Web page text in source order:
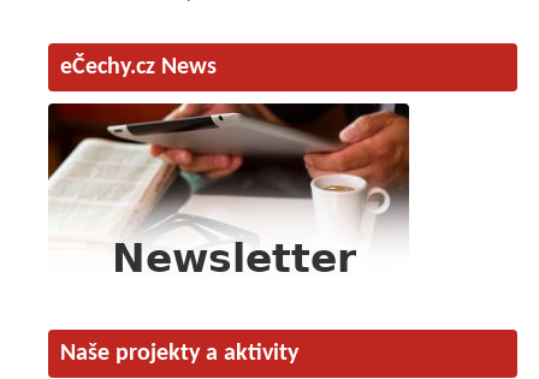
eČechy.cz News
Naše projekty a aktivity